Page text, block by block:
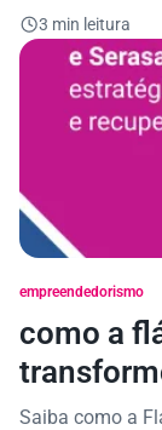
3 min leitura
empreendedorismo
como a
Saiba como a